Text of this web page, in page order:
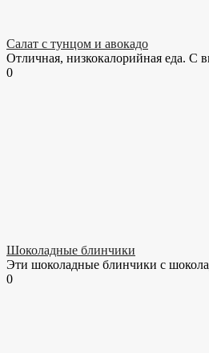
Салат с тунцом и авокадо
Отличная, низкокалорийная еда. С
0
Шоколадные блинчики
Эти шоколадные блинчики с
0